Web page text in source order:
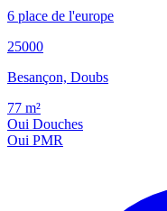
6 place de l'europe
25000
Besançon, Doubs
77 m²
Oui Douches
Oui PMR